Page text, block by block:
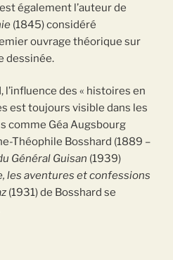
également l’auteur de
(1845) considéré
ouvrage théorique sur
dessinée.
l’influence des « histoires en
est toujours visible dans les
comme Géa Augsbourg
Théophile Bosshard (1889 –
Général Guisan (1939)
les aventures et confessions
(1931) de Bosshard se